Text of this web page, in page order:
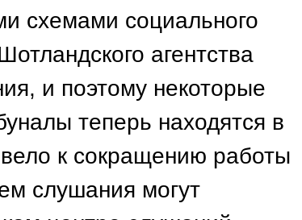
схемами социального
агентства
и поэтому некоторые
теперь находятся в
к сокращению работы
слушания могут